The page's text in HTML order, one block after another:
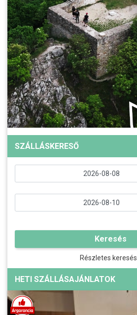
SZÁLLÁSKERESŐ
Keresés
Részletes keresés
HETI SZÁLLÁSAJÁNLATOK